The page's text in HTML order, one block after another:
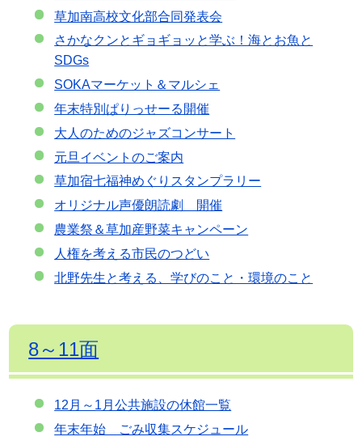
草加南高校文化部合同発表会
さかなクンとギョギョッと学ぶ！海とお魚と
SDGs
SOKAマーケット＆マルシェ
年末特別ぱりっせーる開催
大人のためのジャズコンサート
元旦イベントのご案内
草加宿七福神めぐりスタンプラリー
オリジナル声優朗読劇 開催
農業祭＆草加産野菜キャンペーン
人権を考える市民のつどい
北野先生と考える、学びのこと・環境のこと
8～11面
12月～1月公共施設の休館一覧
年末年始 ごみ収集スケジュール